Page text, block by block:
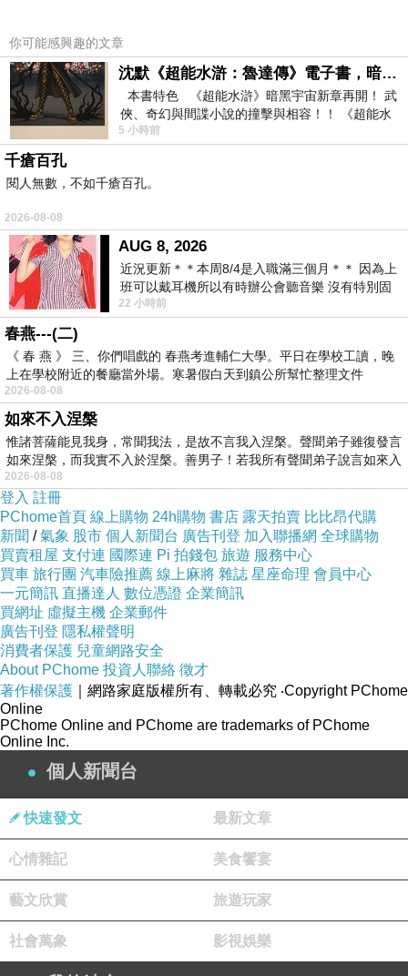
再一次又一次的崩潰和大哭之間
學著一一道別
在那年點燃三支煙
帶著將近三十人的隊伍
紅了眼眶
我將用我餘生替你們看完這世界的風景和變遷
在後來每一次的聚會
大家都怕觸景傷情
也怕我會潰堤
最後總是在說到你們
嘎然而止
/
如果
你們還在
我們的這二十多年
是不是依然笑語歡快？
是不是可以在每一次見面後還能說聲明天再見？
是不是我們還能像以前一樣在球場上奔馳？
是不是我還能告訴你們我有多想念？
/
우의는 영원할 것입니다
上一篇：
下一篇：2025/09/17
你可能感興趣的文章
沈默《超能水滸：魯達傳》電子書，暗黑宇宙新章，一一五年八月璀璨上架！
本書特色 《超能水滸》暗黑宇宙新章再開！ 武
俠、奇幻與間諜小說的撞擊與相容！！ 《超能水
滸》系列第四部
5 小時前
千瘡百孔
閱人無數，不如千瘡百孔。
2026-08-08
AUG 8, 2026
近況更新＊＊本周8/4是入職滿三個月＊＊ 因為上
班可以戴耳機所以有時辦公會聽音樂 沒有特別固
定哪天但就是一周某一天會固定聽'90
22 小時前
春燕---(二)
《 春 燕 》 三、你們唱戲的 春燕考進輔仁大學。平日在學校工讀，晚
上在學校附近的餐廳當外場。寒暑假白天到鎮公所幫忙整理文件
2026-08-08
如來不入涅槃
惟諸菩薩能見我身，常聞我法，是故不言我入涅槃。聲聞弟子雖復發言
如來涅槃，而我實不入於涅槃。善男子！若我所有聲聞弟子說言如來入
2026-08-08
登入 註冊
PChome首頁 線上購物 24h購物 書店 露天拍賣 比比昂代購
新聞 /氣象 股市 個人新聞台 廣告刊登 加入聯播網 全球購物
買賣租屋 支付連 國際連 Pi 拍錢包 旅遊 服務中心
買車 旅行團 汽車險推薦 線上麻將 雜誌 星座命理 會員中心
一元簡訊 直播達人 數位憑證 企業簡訊
買網址 虛擬主機 企業郵件
廣告刊登 隱私權聲明
消費者保護 兒童網路安全
About PChome 投資人聯絡 徵才
著作權保護 ｜網路家庭版權所有、轉載必究 ‧Copyright PChome
Online
PChome Online and PChome are trademarks of PChome
Online Inc.
個人新聞台
快速發文 最新文章
心情雜記 美食饗宴
藝文欣賞 旅遊玩家
社會萬象 影視娛樂